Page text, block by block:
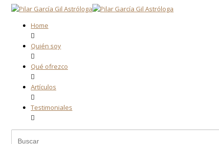
Home
Quién soy
Qué ofrezco
Artículos
Testimoniales